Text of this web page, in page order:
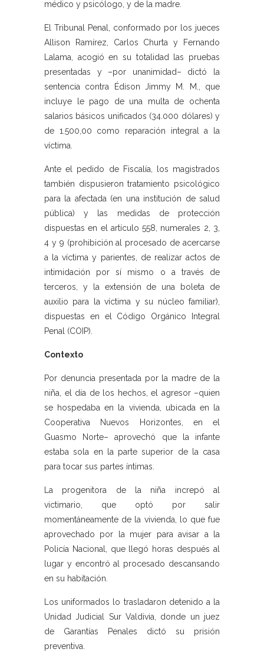
médico y psicólogo, y de la madre.
El Tribunal Penal, conformado por los jueces
Allison Ramírez, Carlos Churta y Fernando
Lalama, acogió en su totalidad las pruebas
presentadas y –por unanimidad– dictó la
sentencia contra Édison Jimmy M. M., que
incluye le pago de una multa de ochenta
salarios básicos unificados (34.000 dólares) y
de 1.500,00 como reparación integral a la
víctima.
Ante el pedido de Fiscalía, los magistrados
también dispusieron tratamiento psicológico
para la afectada (en una institución de salud
pública) y las medidas de protección
dispuestas en el artículo 558, numerales 2, 3,
4 y 9 (prohibición al procesado de acercarse
a la víctima y parientes, de realizar actos de
intimidación por sí mismo o a través de
terceros, y la extensión de una boleta de
auxilio para la víctima y su núcleo familiar),
dispuestas en el Código Orgánico Integral
Penal (COIP).
Contexto
Por denuncia presentada por la madre de la
niña, el día de los hechos, el agresor –quien
se hospedaba en la vivienda, ubicada en la
Cooperativa Nuevos Horizontes, en el
Guasmo Norte– aprovechó que la infante
estaba sola en la parte superior de la casa
para tocar sus partes íntimas.
La progenitora de la niña increpó al
victimario, que optó por salir
momentáneamente de la vivienda, lo que fue
aprovechado por la mujer para avisar a la
Policía Nacional, que llegó horas después al
lugar y encontró al procesado descansando
en su habitación.
Los uniformados lo trasladaron detenido a la
Unidad Judicial Sur Valdivia, donde un juez
de Garantías Penales dictó su prisión
preventiva.